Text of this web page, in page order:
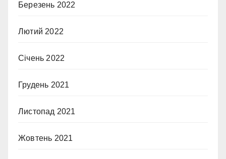
Березень 2022
Лютий 2022
Січень 2022
Грудень 2021
Листопад 2021
Жовтень 2021